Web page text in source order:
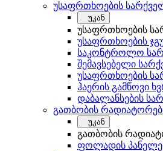
უსაფრთხოების
უკან
უსაფრთხოების
უსაფრთხოების
საკონტროლო
შემავსებელი
უსაფრთხოების
ჰაერის გამწოვი
დაბალანსების
გათბობის
უკან
გათბობის
ფოლადის